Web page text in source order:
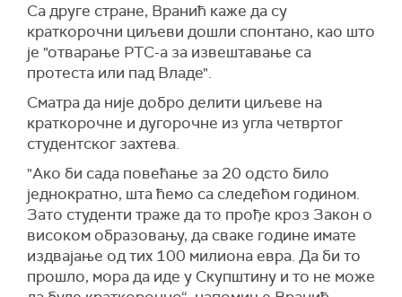
Са друге стране, Вранић каже да су
краткорочни циљеви дошли спонтано, као што
је "отварање РТС-а за извештавање са
протеста или пад Владе".
Сматра да није добро делити циљеве на
краткорочне и дугорочне из угла четвртог
студентског захтева.
"Ако би сада повећање за 20 одсто било
једнократно, шта ћемо са следећом годином.
Зато студенти траже да то прође кроз Закон о
високом образовању, да сваке године имате
издвајање од тих 100 милиона евра. Да би то
прошло, мора да иде у Скупштину и то не може